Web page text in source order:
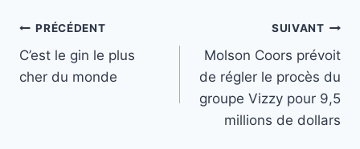
Navigation
de
PRÉCÉDENT
C’est le gin le plus
cher du monde
SUIVANT
Molson Coors prévoit
de régler le procès du
groupe Vizzy pour 9,5
millions de dollars